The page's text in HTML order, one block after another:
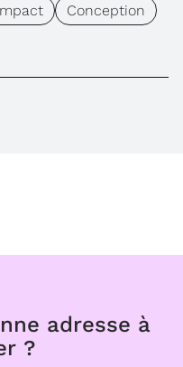
Conception
adresse à
?